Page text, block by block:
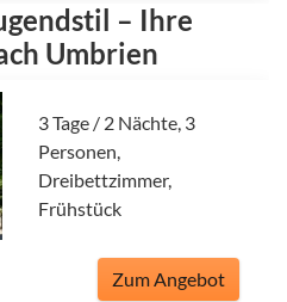
– Ihre
Umbrien
3 Tage / 2 Nächte, 3
Personen,
Dreibettzimmer,
Frühstück
Zum Angebot